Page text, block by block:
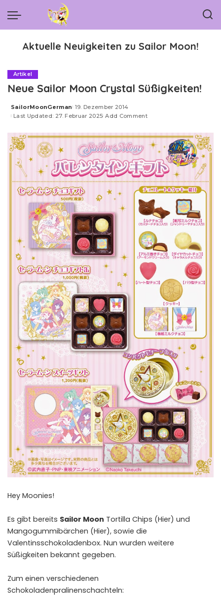
Aktuelle Neuigkeiten zu Sailor Moon!
Artikel
Neue Sailor Moon Crystal Süßigkeiten!
Posted
by
SailorMoonGerman 19. Dezember 2014
Last Updated: 27. Februar 2025 Add Comment
Hey Moonies!
Es gibt bereits Sailor Moon Tortilla Chips (Hier) und
Mangogummibärchen (Hier), sowie die
Valentinsschokoladenbox. Nun wurden weitere
Süßigkeiten bekannt gegeben.
Zum einen verschiedenen
Schokoladenpralinenschachteln: